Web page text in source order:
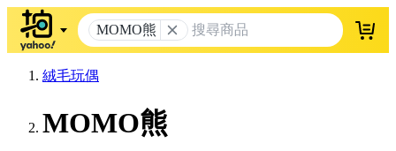
MOMO熊 登入
絨毛玩偶
MOMO熊